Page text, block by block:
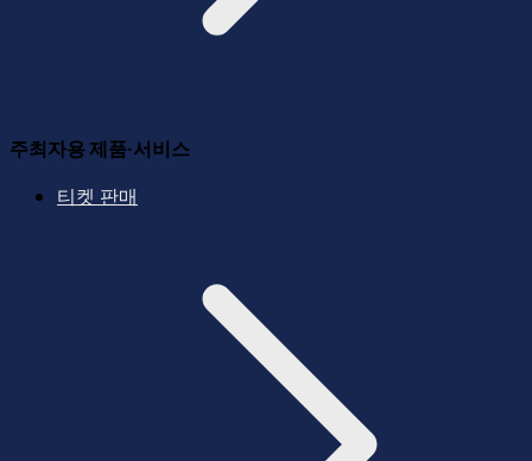
주최자용 제품·서비스
티켓 판매